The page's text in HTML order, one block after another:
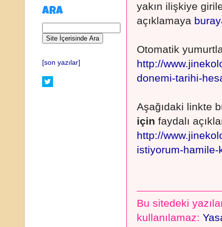
yakın ilişkiye
açıklamaya
Otomatik
http://
donemi-tarihi-
Aşağıdaki linkte
için faydalı
http://
istiyorum-
Bu sitedeki
kullanılamaz:
ARA
[son yazılar]